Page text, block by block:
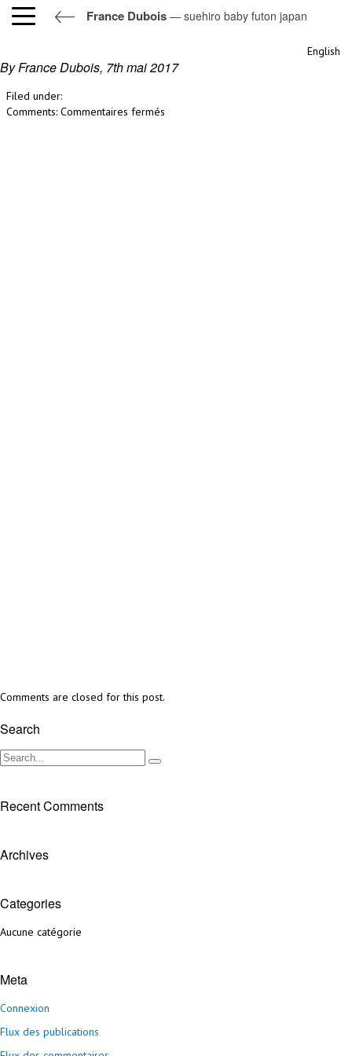
France Dubois — suehiro baby futon japan
English
suehiro baby futon japan
By France Dubois, 7th mai 2017
Filed under:
Comments: Commentaires fermés
Comments are closed for this post.
Search
Recent Comments
Archives
Categories
Aucune catégorie
Meta
Connexion
Flux des publications